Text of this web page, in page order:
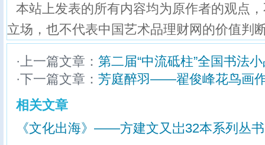
本站上发表的所有内容均为原作者的观点
立场，也不代表中国艺术品理财网的价值判
·上一篇文章： 第二届“中流砥柱”全国书法
·下一篇文章： 芳庭醉羽——翟俊峰花鸟画
相关文章
《文化出海》——方建文又岀32本系列丛书